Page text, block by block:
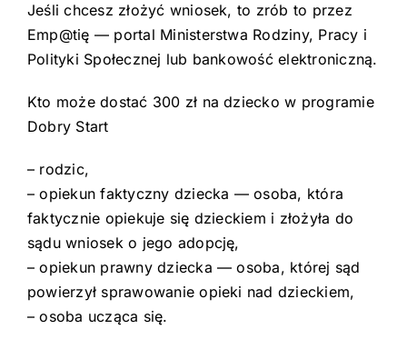
Jeśli chcesz złożyć wniosek, to zrób to przez
Emp@tię — portal Ministerstwa Rodziny, Pracy i
Polityki Społecznej lub bankowość elektroniczną.
Kto może dostać 300 zł na dziecko w programie
Dobry Start
– rodzic,
– opiekun faktyczny dziecka — osoba, która
faktycznie opiekuje się dzieckiem i złożyła do
sądu wniosek o jego adopcję,
– opiekun prawny dziecka — osoba, której sąd
powierzył sprawowanie opieki nad dzieckiem,
– osoba ucząca się.